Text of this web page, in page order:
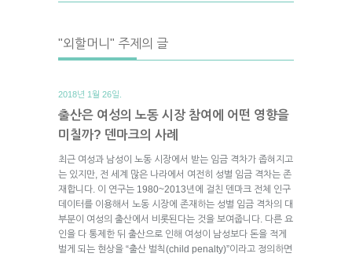
"외할머니" 주제의 글
2018년 1월 26일.
출산은 여성의 노동 시장 참여에 어떤 영향을
미칠까? 덴마크의 사례
최근 여성과 남성이 노동 시장에서 받는 임금 격차가 좁혀지고
는 있지만, 전 세계 많은 나라에서 여전히 성별 임금 격차는 존
재합니다. 이 연구는 1980~2013년에 걸친 덴마크 전체 인구
데이터를 이용해서 노동 시장에 존재하는 성별 임금 격차의 대
부분이 여성의 출산에서 비롯된다는 것을 보여줍니다. 다른 요
인을 다 통제한 뒤 출산으로 인해 여성이 남성보다 돈을 적게
벌게 되는 현상을 “출산 벌칙(child penalty)”이라고 정의하면